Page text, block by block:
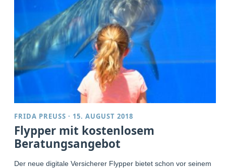
FRIDA PREUSS · 15. AUGUST 2018
Flypper mit kostenlosem
Beratungsangebot
Der neue digitale Versicherer Flypper bietet schon vor seinem